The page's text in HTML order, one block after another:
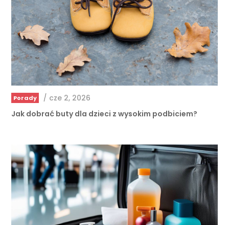
Porady
cze 2, 2026
Jak dobrać buty dla dzieci z wysokim podbiciem?